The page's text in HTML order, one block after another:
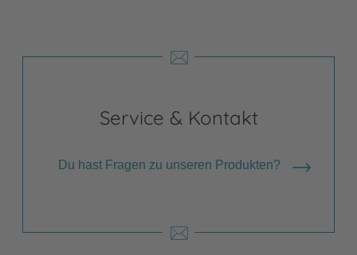
Service & Kontakt
Du hast Fragen zu unseren Produkten?